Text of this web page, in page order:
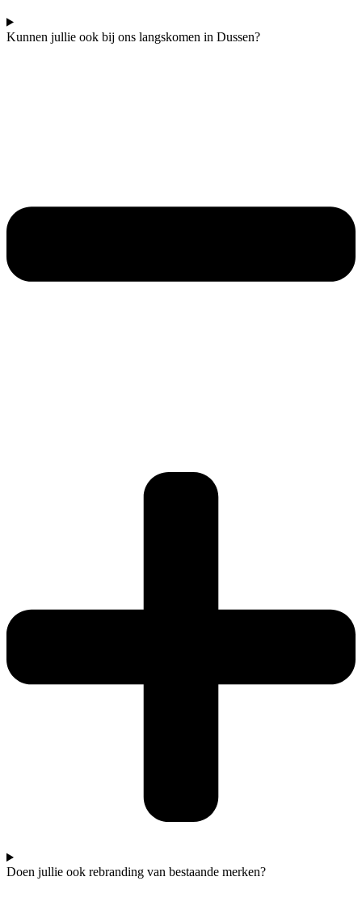
Kunnen jullie ook bij ons langskomen in Dussen?
Doen jullie ook rebranding van bestaande merken?